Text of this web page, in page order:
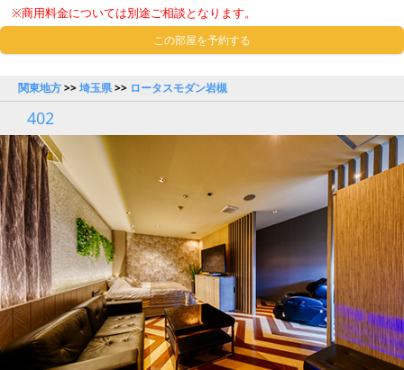
※商用料金については別途ご相談となります。
この部屋を予約する
関東地方>>埼玉県>> ロータスモダン岩槻
402